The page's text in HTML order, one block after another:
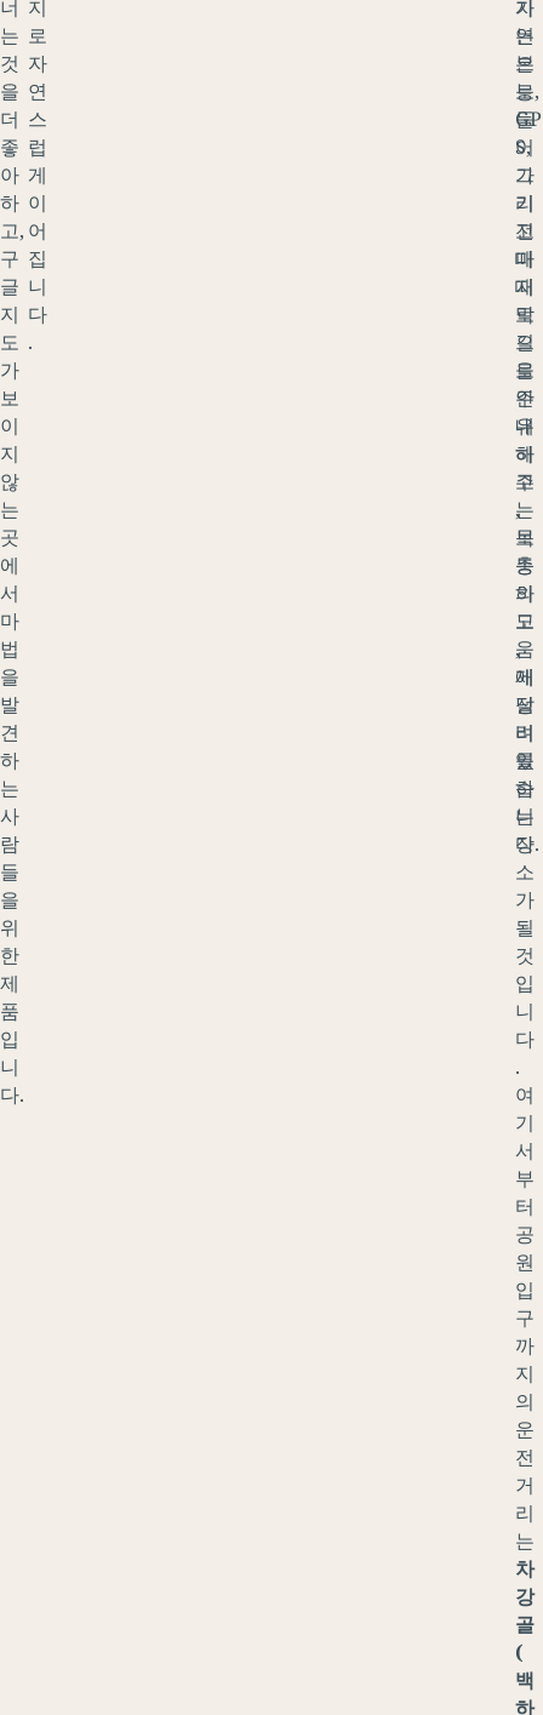
너
는
것
을
더
좋
아
하
고,
구
글
지
도
가
보
이
지
않
는
곳
에
서
마
법
을
발
견
하
는
사
람
들
을
위
한
제
품
입
니
다.
지
로
자
연
스
럽
게
이
어
집
니
다
.
자
연
으
로
들
어
가
기
전
마
지
막
으
로
주
유
하
고
,
보
충
하
고
,
재
정
비
를
하
는
장
소
가
될
것
입
니
다
.
여
기
서
부
터
공
원
입
구
까
지
의
운
전
거
리
는
차
강
골
(
백
하
기
는
본
능,
GP
S,
그
리
고
때
때
로
길
을
안
내
해
주
는
목
동
의
도
움
에
달
려
있
습
니
다.